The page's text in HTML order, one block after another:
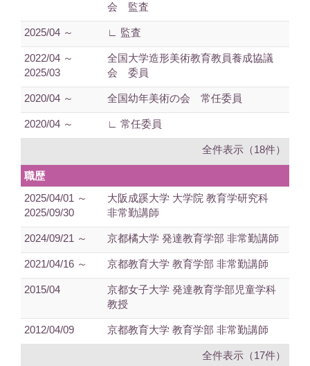
会 監査
2025/04 ～ ∟ 監査
2022/04 ～
2025/03
全国大学造形美術教育教員養成協議
会 委員
2020/04 ～ 全国幼年美術の会 常任委員
2020/04 ～ ∟ 常任委員
全件表示（18件）
職歴
2025/04/01 ～
2025/09/30
大阪成蹊大学 大学院 教育学研究科
非常勤講師
2024/09/21 ～ 京都橘大学 発達教育学部 非常勤講師
2021/04/16 ～ 京都教育大学 教育学部 非常勤講師
2015/04
京都女子大学 発達教育学部児童学科
教授
2012/04/09 京都教育大学 教育学部 非常勤講師
全件表示（17件）